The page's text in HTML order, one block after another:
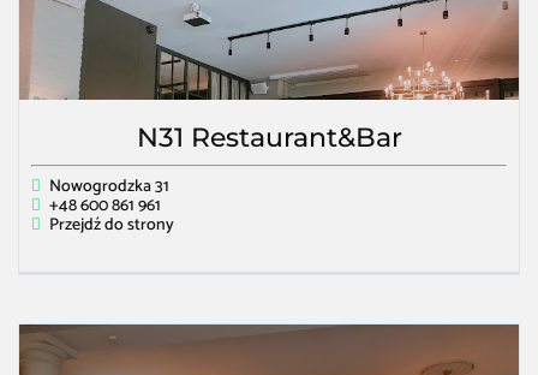
N31 Restaurant&Bar
Nowogrodzka 31
+48 600 861 961
Przejdź do strony